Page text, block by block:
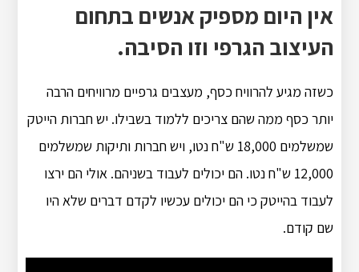
אין היום מספיק אנשים בתחום
העיצוב הגרפי וזו הסיבה.
כשזה מגיע להרוויח כסף, מעצבים גרפיים מרוויחים הרבה
יותר כסף ממה שהם צריכים ללמוד בשבילו. יש חברות הייטק
שמשלמים 18,000 ש"ח נטו, ויש חברות ותיקות שמשלמים
12,000 ש"ח נטו. הם יכולים לעבוד בשניהם. אולי הם ירצו
לעבוד בהייטק כי הם יכולים עכשיו לקדם דברים שלא היו
שם קודם.